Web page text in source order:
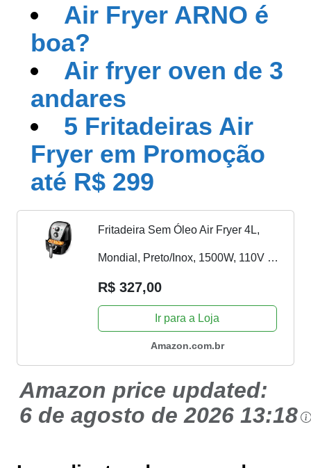
Air Fryer ARNO é
boa?
Air fryer oven de 3
andares
5 Fritadeiras Air
Fryer em Promoção
até R$ 299
Fritadeira Sem Óleo Air Fryer 4L,
Mondial, Preto/Inox, 1500W, 110V -
AFN-40-BI
R$ 327,00
Ir para a Loja
Amazon.com.br
Amazon price updated:
6 de agosto de 2026 13:18